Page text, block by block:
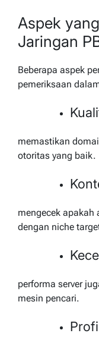
Aspek
Jaringan
Beberapa aspek
pemeriksaan
memastikan
otoritas yang baik.
mengecek apakah
dengan niche
performa server
mesin pencari.